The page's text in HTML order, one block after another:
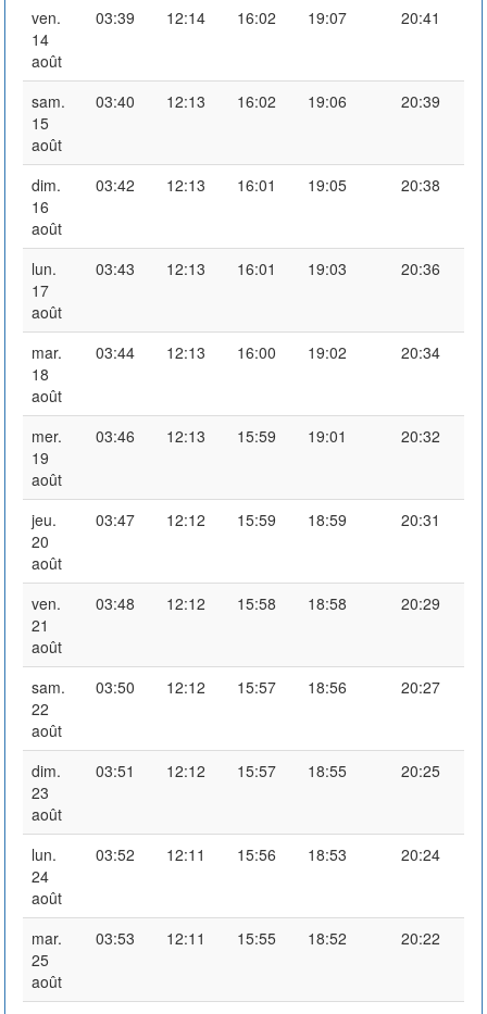
ven.
14
août
03:39 12:14 16:02 19:07 20:41
sam.
15
août
03:40 12:13 16:02 19:06 20:39
dim.
16
août
03:42 12:13 16:01 19:05 20:38
lun.
17
août
03:43 12:13 16:01 19:03 20:36
mar.
18
août
03:44 12:13 16:00 19:02 20:34
mer.
19
août
03:46 12:13 15:59 19:01 20:32
jeu.
20
août
03:47 12:12 15:59 18:59 20:31
ven.
21
août
03:48 12:12 15:58 18:58 20:29
sam.
22
août
03:50 12:12 15:57 18:56 20:27
dim.
23
août
03:51 12:12 15:57 18:55 20:25
lun.
24
août
03:52 12:11 15:56 18:53 20:24
mar.
25
août
03:53 12:11 15:55 18:52 20:22